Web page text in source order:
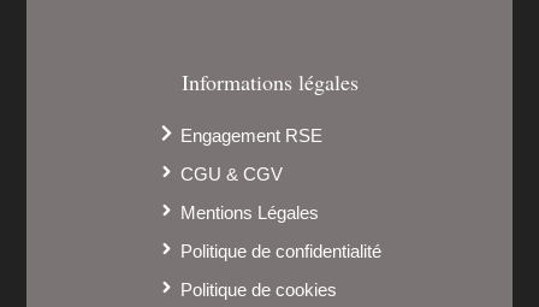
Informations légales
Engagement RSE
CGU & CGV
Mentions Légales
Politique de confidentialité
Politique de cookies